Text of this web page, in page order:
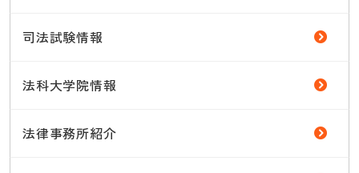
司法試験情報
法科大学院情報
法律事務所紹介